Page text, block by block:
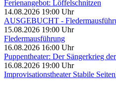
Ferienangebot: Löffelschnitzen
14.08.2026 19:00 Uhr
AUSGEBUCHT -
15.08.2026 19:00 Uhr
Fledermausführung
16.08.2026 16:00 Uhr
Puppentheater: Der Sängerkrieg
16.08.2026 19:00 Uhr
Improvisationstheater Stabile